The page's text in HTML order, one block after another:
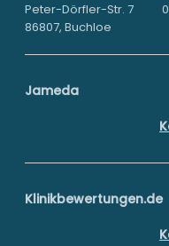
Peter-Dörfler-Str. 7
86807, Buchloe
Jameda
Klinikbewertungen.de